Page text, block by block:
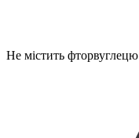
Не містить фторвуглецю